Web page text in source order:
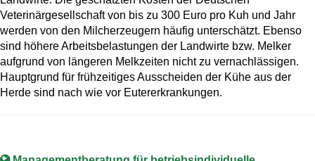
Veterinärgesellschaft von bis zu 300 Euro pro Kuh und Jahr
werden von den Milcherzeugern häufig unterschätzt. Ebenso
sind höhere Arbeitsbelastungen der Landwirte bzw. Melker
aufgrund von längeren Melkzeiten nicht zu vernachlässigen.
Hauptgrund für frühzeitiges Ausscheiden der Kühe aus der
Herde sind nach wie vor Eutererkrankungen.